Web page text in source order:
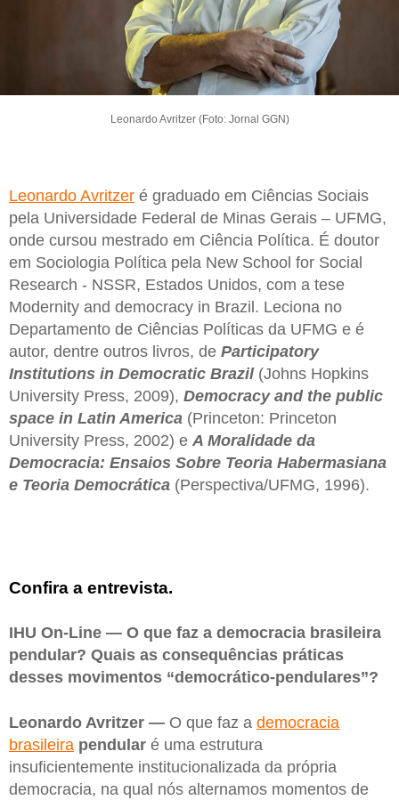
Leonardo Avritzer (Foto: Jornal GGN)
Leonardo Avritzer é graduado em Ciências Sociais
pela Universidade Federal de Minas Gerais – UFMG,
onde cursou mestrado em Ciência Política. É doutor
em Sociologia Política pela New School for Social
Research - NSSR, Estados Unidos, com a tese
Modernity and democracy in Brazil. Leciona no
Departamento de Ciências Políticas da UFMG e é
autor, dentre outros livros, de Participatory
Institutions in Democratic Brazil(Johns Hopkins
University Press, 2009), Democracy and the public
space in Latin America (Princeton: Princeton
University Press, 2002) e A Moralidade da
Democracia: Ensaios Sobre Teoria Habermasiana
e Teoria Democrática (Perspectiva/UFMG, 1996).
Confira a entrevista.
IHU On-Line — O que faz a democracia brasileira
pendular? Quais as consequências práticas
desses movimentos “democrático-pendulares”?
Leonardo Avritzer — O que faz a democracia
brasileira pendular é uma estrutura
insuficientemente institucionalizada da própria
democracia, na qual nós alternamos momentos de